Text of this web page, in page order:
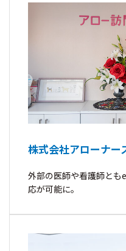
株式会社アローナー
外部の医師や看護師と
応が可能に。